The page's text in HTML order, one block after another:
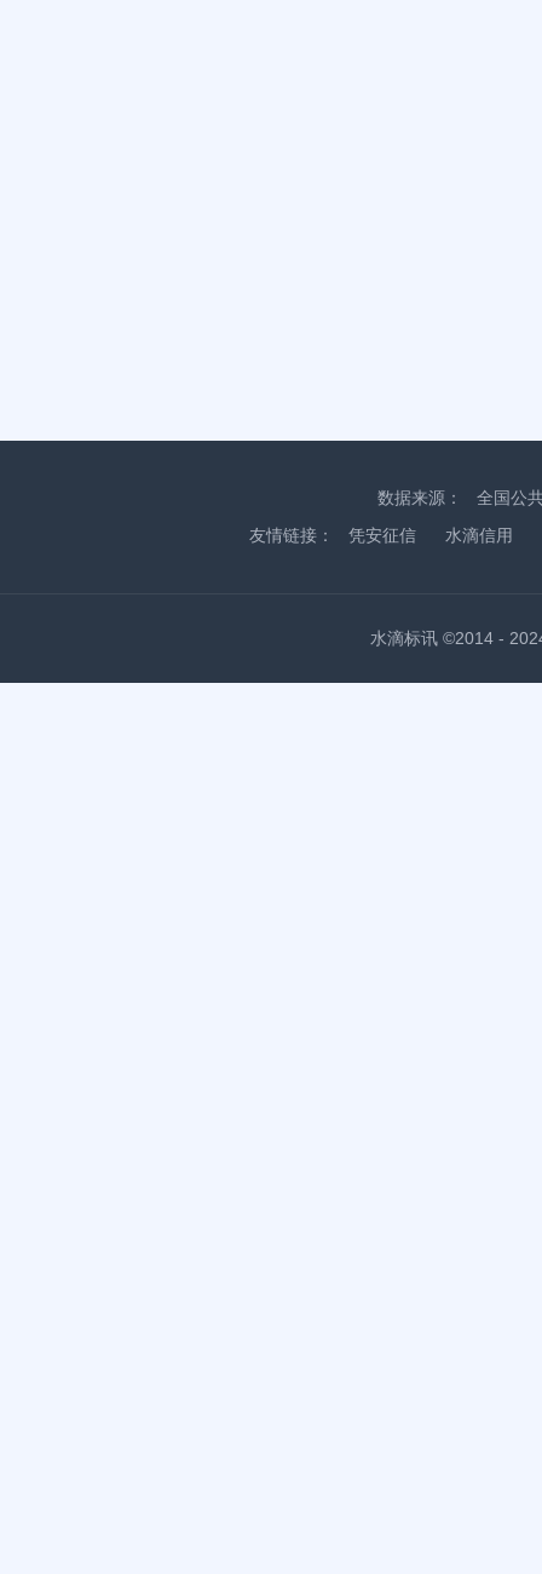
数据来源：
全国公
友情链接：
凭安征信 水滴信用
水滴标讯 ©2014 -